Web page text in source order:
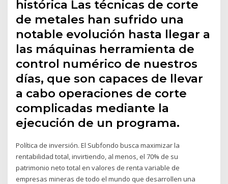
histórica Las técnicas de corte
de metales han sufrido una
notable evolución hasta llegar a
las máquinas herramienta de
control numérico de nuestros
días, que son capaces de llevar
a cabo operaciones de corte
complicadas mediante la
ejecución de un programa.
Política de inversión. El Subfondo busca maximizar la
rentabilidad total, invirtiendo, al menos, el 70% de su
patrimonio neto total en valores de renta variable de
empresas mineras de todo el mundo que desarrollen una